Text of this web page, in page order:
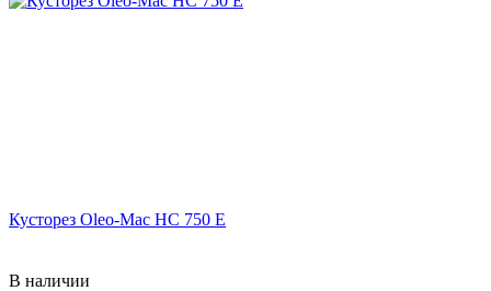
Кусторез Oleo-Mac HC 750 E
В наличии